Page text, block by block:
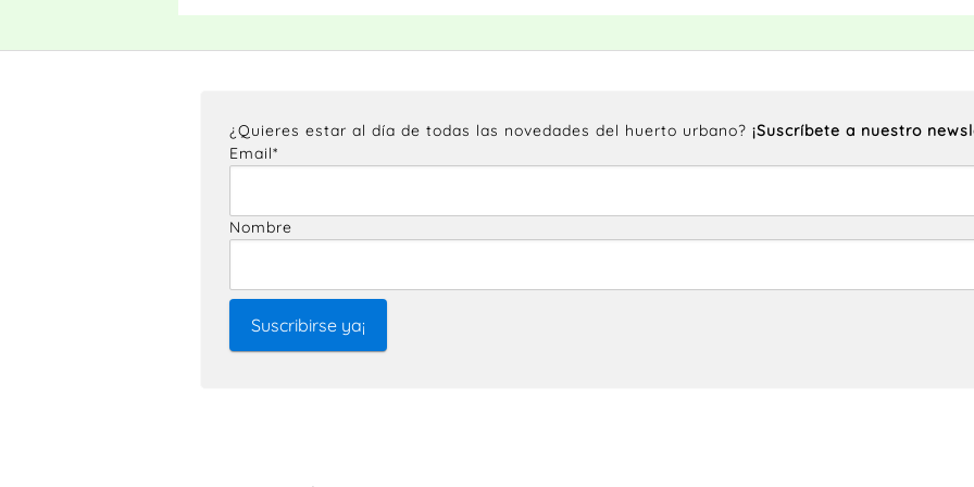
¿Quieres estar al día de todas las novedades del huerto urbano? ¡Suscríbete a nuestro
Email*
Nombre